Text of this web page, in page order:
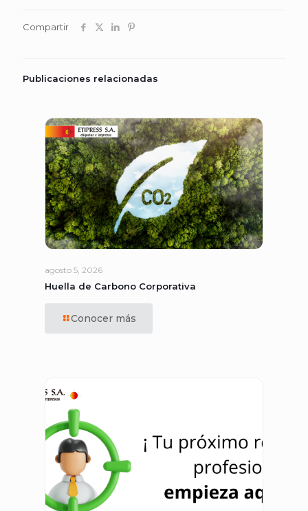
Compartir
Publicaciones relacionadas
agosto 5, 2026
Huella de Carbono Corporativa
Conocer más